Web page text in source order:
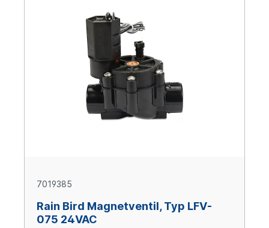
7019385
Rain Bird Magnetventil, Typ LFV-
075 24VAC